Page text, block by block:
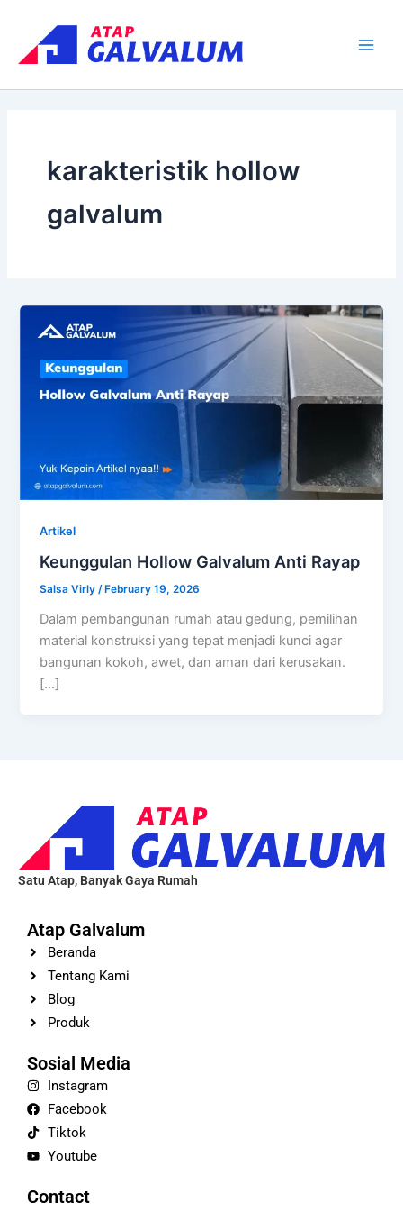
content
karakteristik hollow
galvalum
Artikel
Keunggulan Hollow Galvalum Anti Rayap
Salsa Virly/ February 19, 2026
Dalam pembangunan rumah atau gedung, pemilihan
material konstruksi yang tepat menjadi kunci agar
bangunan kokoh, awet, dan aman dari kerusakan.
[…]
Satu Atap, Banyak Gaya Rumah
Atap Galvalum
Beranda
Tentang Kami
Blog
Produk
Sosial Media
Instagram
Facebook
Tiktok
Youtube
Contact